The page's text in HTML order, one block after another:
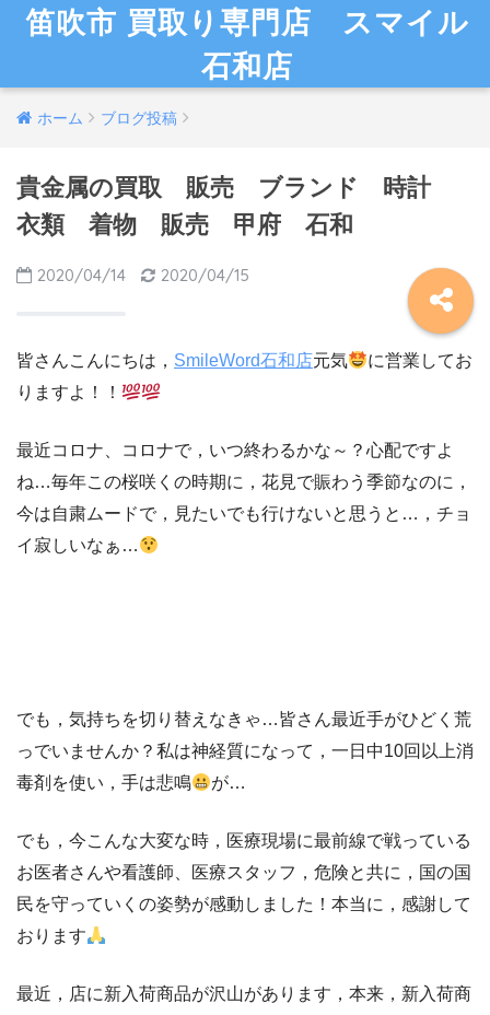
笛吹市 買取り専門店 スマイル
石和店
ホーム ブログ投稿
貴金属の買取 販売 ブランド 時計
衣類 着物 販売 甲府 石和
2020/04/14 2020/04/15
皆さんこんにちは， SmileWord石和店元気
に営業してお
りますよ！！
最近コロナ、コロナで，いつ終わるかな～？心配ですよ
ね…毎年この桜咲くの時期に，花見で賑わう季節なのに，
今は自粛ムードで，見たいでも行けないと思うと…，チョ
イ寂しいなぁ…
でも，気持ちを切り替えなきゃ…皆さん最近手がひどく荒
っでいませんか？私は神経質になって，一日中10回以上消
毒剤を使い，手は悲鳴
が…
でも，今こんな大変な時，医療現場に最前線で戦っている
お医者さんや看護師、医療スタッフ，危険と共に，国の国
民を守っていくの姿勢が感動しました！本当に，感謝して
おります
最近，店に新入荷商品が沢山があります，本来，新入荷商